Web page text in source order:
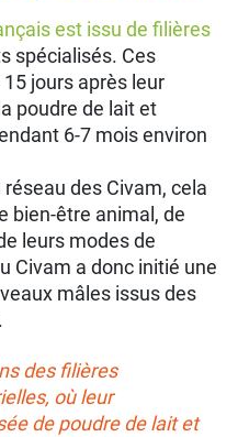
est issu de filières
spécialisés. Ces
jours après leur
poudre de lait et
6-7 mois environ
des Civam, cela
bien-être animal, de
leurs modes de
Civam a donc initié une
mâles issus des
des filières
où leur
de poudre de lait et